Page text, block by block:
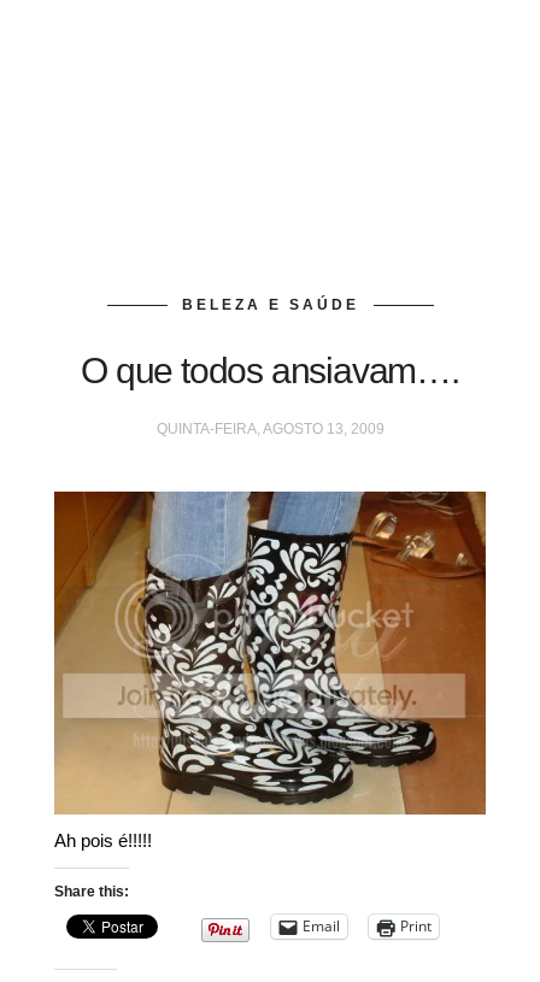
BELEZA E SAÚDE
O que todos ansiavam….
QUINTA-FEIRA, AGOSTO 13, 2009
Ah pois é!!!!!
Share this:
Email Print